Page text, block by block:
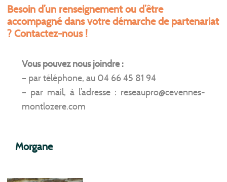
Besoin d’un renseignement ou d’être
accompagné dans votre démarche de partenariat
? Contactez-nous !
Vous pouvez nous joindre :
– par téléphone, au 04 66 45 81 94
– par mail, à l’adresse : reseaupro@cevennes-
montlozere.com
Morgane